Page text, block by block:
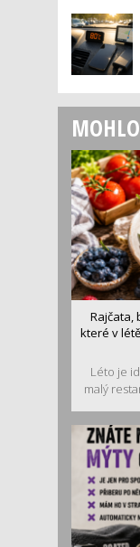
Rajčata,
které v
Léto je
malý